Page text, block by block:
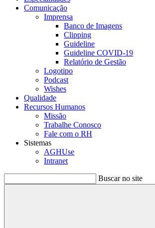
Comunicação
Imprensa
Banco de Imagens
Clipping
Guideline
Guideline COVID-19
Relatório de Gestão
Logotipo
Podcast
Wishes
Qualidade
Recursos Humanos
Missão
Trabalhe Conosco
Fale com o RH
Sistemas
AGHUse
Intranet
Buscar no site